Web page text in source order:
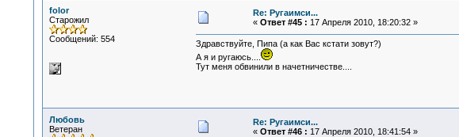
folor
Старожил
Сообщений: 554
Re: Ругаимси...
« Ответ #45 : 17 Апреля 2010, 18:20:32 »
Здравствуйте, Пипа (а как Вас кстати зовут?)
А я и ругаюсь....
Тут меня обвинили в начетничестве....
Любовь
Ветеран
Re: Ругаимси...
« Ответ #46 : 17 Апреля 2010, 18:41:54 »